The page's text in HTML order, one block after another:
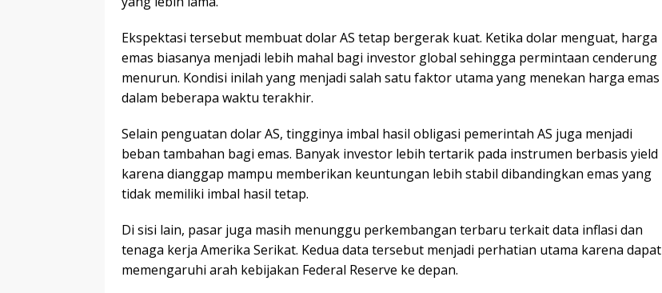
Ekspektasi tersebut membuat dolar AS tetap bergerak kuat. Ketika dolar menguat, harga
emas biasanya menjadi lebih mahal bagi investor global sehingga permintaan cenderung
menurun. Kondisi inilah yang menjadi salah satu faktor utama yang menekan harga emas
dalam beberapa waktu terakhir.
Selain penguatan dolar AS, tingginya imbal hasil obligasi pemerintah AS juga menjadi
beban tambahan bagi emas. Banyak investor lebih tertarik pada instrumen berbasis yield
karena dianggap mampu memberikan keuntungan lebih stabil dibandingkan emas yang
tidak memiliki imbal hasil tetap.
Di sisi lain, pasar juga masih menunggu perkembangan terbaru terkait data inflasi dan
tenaga kerja Amerika Serikat. Kedua data tersebut menjadi perhatian utama karena dapat
memengaruhi arah kebijakan Federal Reserve ke depan.